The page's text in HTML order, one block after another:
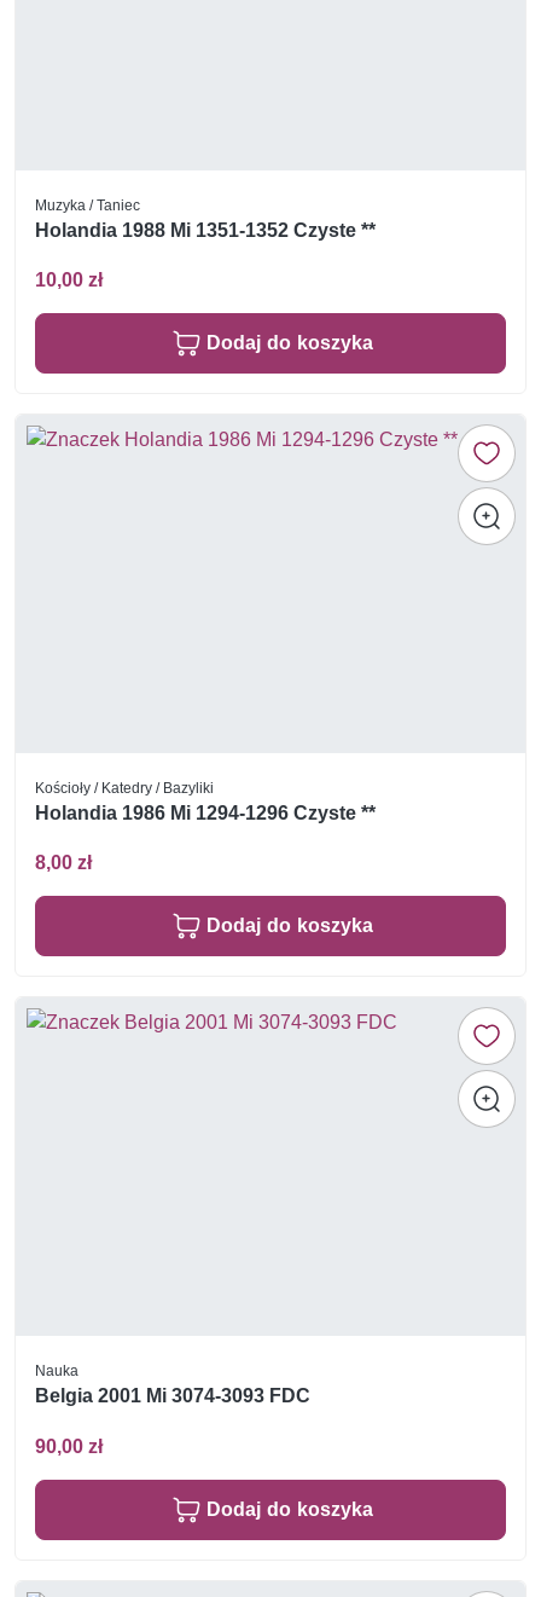
Muzyka / Taniec
Holandia 1988 Mi 1351-1352 Czyste **
10,00 zł
Dodaj do koszyka
Kościoły / Katedry / Bazyliki
Holandia 1986 Mi 1294-1296 Czyste **
8,00 zł
Dodaj do koszyka
Nauka
Belgia 2001 Mi 3074-3093 FDC
90,00 zł
Dodaj do koszyka